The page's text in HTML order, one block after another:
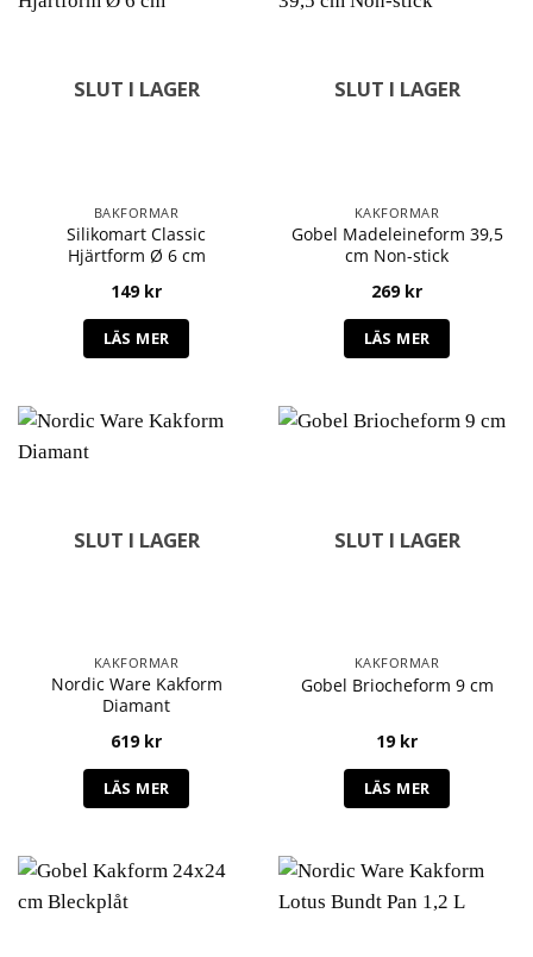
SLUT I LAGER
BAKFORMAR
Silikomart Classic
Hjärtform Ø 6 cm
149 kr
LÄS MER
SLUT I LAGER
KAKFORMAR
Gobel Madeleineform 39,5
cm Non-stick
269 kr
LÄS MER
SLUT I LAGER
KAKFORMAR
Nordic Ware Kakform
Diamant
619 kr
LÄS MER
SLUT I LAGER
KAKFORMAR
Gobel Briocheform 9 cm
19 kr
LÄS MER